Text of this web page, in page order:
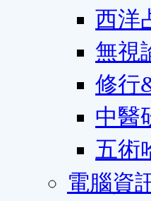
西洋
無視
修行
中醫
五術
電腦資